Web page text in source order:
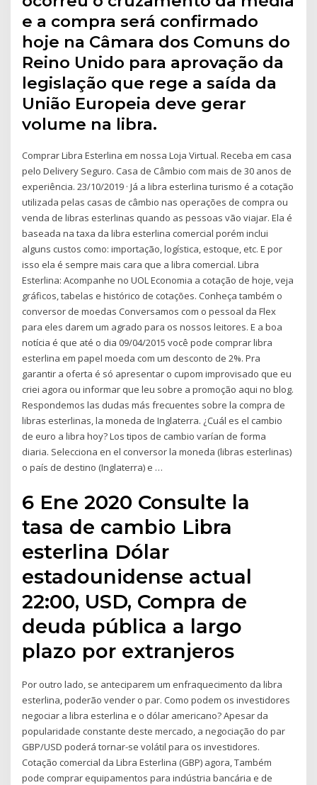
e a compra será confirmado
hoje na Câmara dos Comuns do
Reino Unido para aprovação da
legislação que rege a saída da
União Europeia deve gerar
volume na libra.
Comprar Libra Esterlina em nossa Loja Virtual. Receba em casa
pelo Delivery Seguro. Casa de Câmbio com mais de 30 anos de
experiência. 23/10/2019 · Já a libra esterlina turismo é a cotação
utilizada pelas casas de câmbio nas operações de compra ou
venda de libras esterlinas quando as pessoas vão viajar. Ela é
baseada na taxa da libra esterlina comercial porém inclui
alguns custos como: importação, logística, estoque, etc. E por
isso ela é sempre mais cara que a libra comercial. Libra
Esterlina: Acompanhe no UOL Economia a cotação de hoje, veja
gráficos, tabelas e histórico de cotações. Conheça também o
conversor de moedas Conversamos com o pessoal da Flex
para eles darem um agrado para os nossos leitores. E a boa
notícia é que até o dia 09/04/2015 você pode comprar libra
esterlina em papel moeda com um desconto de 2%. Pra
garantir a oferta é só apresentar o cupom improvisado que eu
criei agora ou informar que leu sobre a promoção aqui no blog.
Respondemos las dudas más frecuentes sobre la compra de
libras esterlinas, la moneda de Inglaterra. ¿Cuál es el cambio
de euro a libra hoy? Los tipos de cambio varían de forma
diaria. Selecciona en el conversor la moneda (libras esterlinas)
o país de destino (Inglaterra) e …
6 Ene 2020 Consulte la
tasa de cambio Libra
esterlina Dólar
estadounidense actual
22:00, USD, Compra de
deuda pública a largo
plazo por extranjeros
Por outro lado, se anteciparem um enfraquecimento da libra
esterlina, poderão vender o par. Como podem os investidores
negociar a libra esterlina e o dólar americano? Apesar da
popularidade constante deste mercado, a negociação do par
GBP/USD poderá tornar-se volátil para os investidores.
Cotação comercial da Libra Esterlina (GBP) agora, Também
pode comprar equipamentos para indústria bancária e de